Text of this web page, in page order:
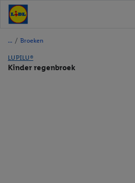
/ Broeken
LUPILU®
Kinder regenbroek